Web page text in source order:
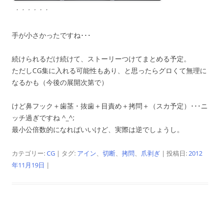
・・・・・・
手が小さかったですね･･･
続けられるだけ続けて、ストーリーつけてまとめる予定。
ただしCG集に入れる可能性もあり、と思ったらグロくて無理に
なるかも（今後の展開次第で）
けど鼻フック＋歯茎・抜歯＋目責め＋拷問＋（スカ予定）･･･ニ
ッチ過ぎですね ^_^;
最小公倍数的になればいいけど、実際は逆でしょうし。
カテゴリー:CG | タグ: アイン、 切断、 拷問、 爪剥ぎ | 投稿日:2012
年11月19日 |